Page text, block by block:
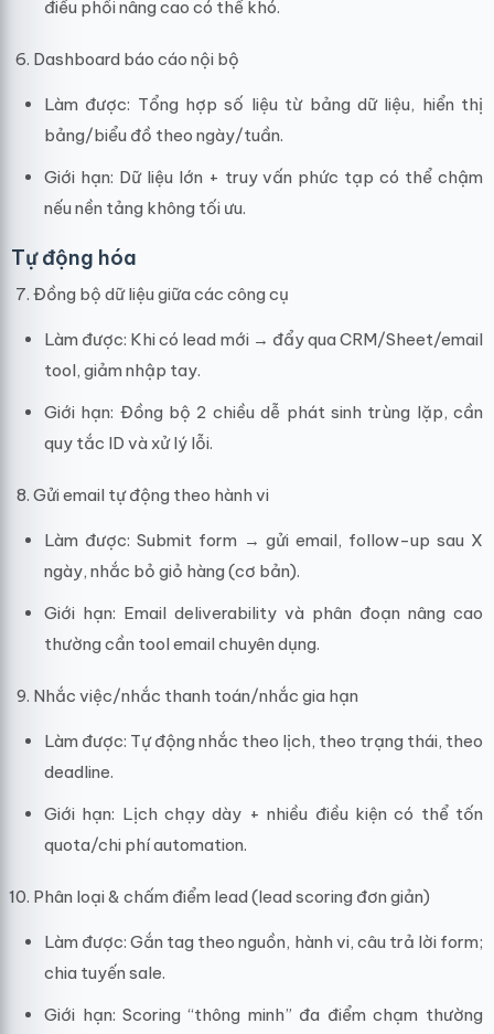
điều phối nâng cao có thể khó.
Dashboard báo cáo nội bộ
Làm được: Tổng hợp số liệu từ bảng dữ liệu, hiển thị
bảng/biểu đồ theo ngày/tuần.
Giới hạn: Dữ liệu lớn + truy vấn phức tạp có thể chậm
nếu nền tảng không tối ưu.
Tự động hóa
Đồng bộ dữ liệu giữa các công cụ
Làm được: Khi có lead mới → đẩy qua CRM/Sheet/email
tool, giảm nhập tay.
Giới hạn: Đồng bộ 2 chiều dễ phát sinh trùng lặp, cần
quy tắc ID và xử lý lỗi.
Gửi email tự động theo hành vi
Làm được: Submit form → gửi email, follow-up sau X
ngày, nhắc bỏ giỏ hàng (cơ bản).
Giới hạn: Email deliverability và phân đoạn nâng cao
thường cần tool email chuyên dụng.
Nhắc việc/nhắc thanh toán/nhắc gia hạn
Làm được: Tự động nhắc theo lịch, theo trạng thái, theo
deadline.
Giới hạn: Lịch chạy dày + nhiều điều kiện có thể tốn
quota/chi phí automation.
Phân loại & chấm điểm lead (lead scoring đơn giản)
Làm được: Gắn tag theo nguồn, hành vi, câu trả lời form;
chia tuyến sale.
Giới hạn: Scoring “thông minh” đa điểm chạm thường